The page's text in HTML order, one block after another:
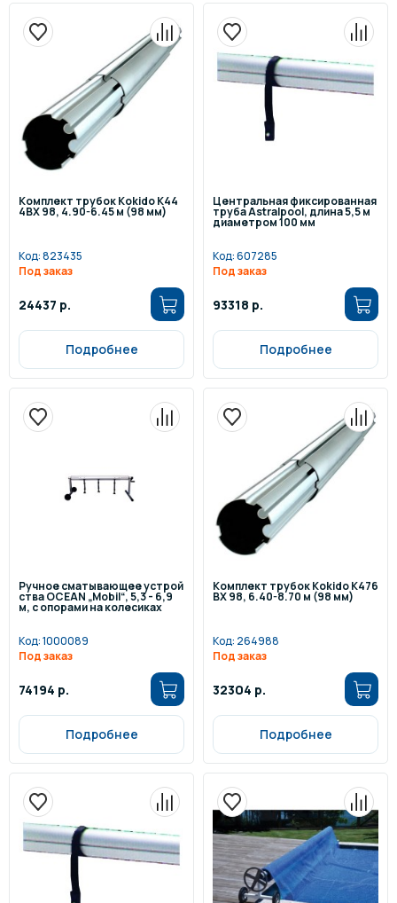
Комплект трубок Kokido K44
4BX 98, 4.90-6.45 м (98 мм)
Код:823435
Под заказ
24437 р.
Подробнее
Центральная фиксированная
труба Astralpool, длина 5,5 м
диаметром 100 мм
Код:607285
Под заказ
93318 р.
Подробнее
Ручное сматывающее устрой
ства OCEAN „Mobil“, 5,3 - 6,9
м, с опорами на колесиках
Код:1000089
Под заказ
74194 р.
Подробнее
Комплект трубок Kokido K476
BX 98, 6.40-8.70 м (98 мм)
Код: 264988
Под заказ
32304 р.
Подробнее